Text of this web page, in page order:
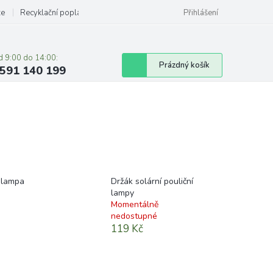
Recyklační poplatky Přihlášení
9:00 do 14:00:
140 199
Nákupní
košík
Prázdný košík
Držák solární pouliční
lampy
Momentálně
nedostupné
119 Kč